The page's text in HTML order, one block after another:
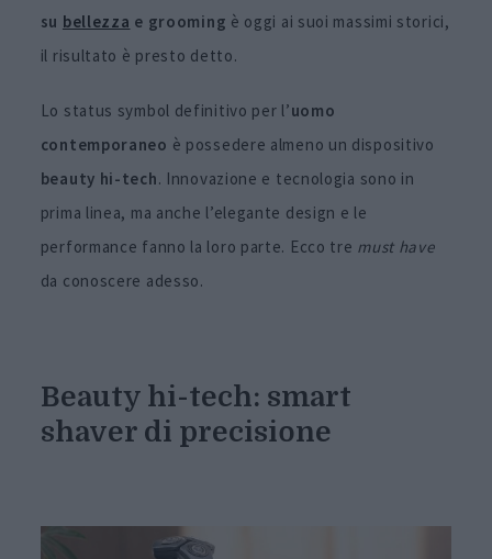
su bellezza e grooming è oggi ai suoi massimi storici,
il risultato è presto detto.
Lo status symbol definitivo per l’uomo
contemporaneo è possedere almeno un dispositivo
beauty hi-tech. Innovazione e tecnologia sono in
prima linea, ma anche l’elegante design e le
performance fanno la loro parte. Ecco tre must have
da conoscere adesso.
Beauty hi-tech: smart
shaver di precisione